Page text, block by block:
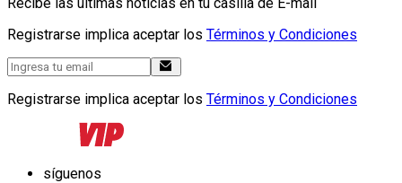
Registrarse implica aceptar los Términos y Condiciones
Registrarse implica aceptar los Términos y Condiciones
síguenos